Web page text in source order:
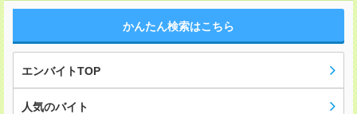
かんたん検索はこちら
エンバイトTOP
人気のバイト